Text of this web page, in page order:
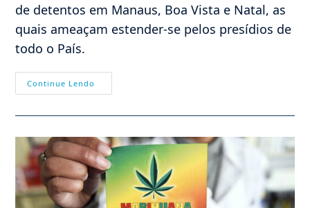
de detentos em Manaus, Boa Vista e Natal, as
quais ameaçam estender-se pelos presídios de
todo o País.
Continue Lendo
Trauma
E